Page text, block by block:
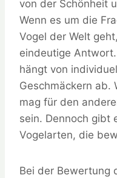
von der Schönheit
Wenn es um die
Vogel der Welt
eindeutige
hängt von
Geschmäckern ab.
mag für den
sein. Dennoch gibt
Vogelarten, die
Bei der Bewertung